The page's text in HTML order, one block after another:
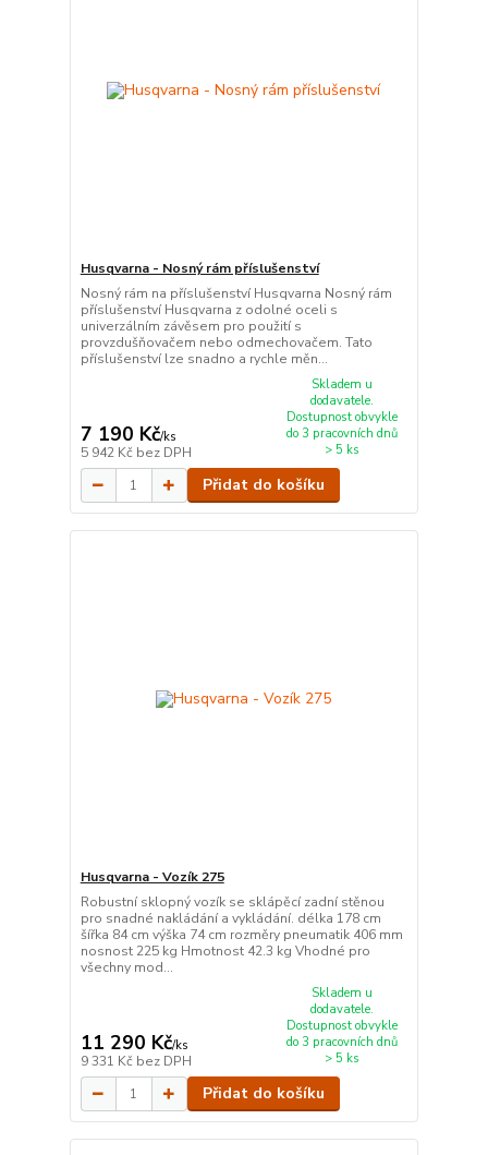
Husqvarna - Nosný rám příslušenství
Nosný rám na příslušenství Husqvarna Nosný rám
příslušenství Husqvarna z odolné oceli s
univerzálním závěsem pro použití s
provzdušňovačem nebo odmechovačem. Tato
příslušenství lze snadno a rychle měn...
7 190 Kč/ks
5 942 Kč bez DPH
Skladem u
dodavatele.
Dostupnost obvykle
do 3 pracovních dnů
> 5 ks
Přidat do košíku
Husqvarna - Vozík 275
Robustní sklopný vozík se sklápěcí zadní stěnou
pro snadné nakládání a vykládání. délka 178 cm
šířka 84 cm výška 74 cm rozměry pneumatik 406 mm
nosnost 225 kg Hmotnost 42.3 kg Vhodné pro
všechny mod...
11 290 Kč/ks
9 331 Kč bez DPH
Skladem u
dodavatele.
Dostupnost obvykle
do 3 pracovních dnů
> 5 ks
Přidat do košíku